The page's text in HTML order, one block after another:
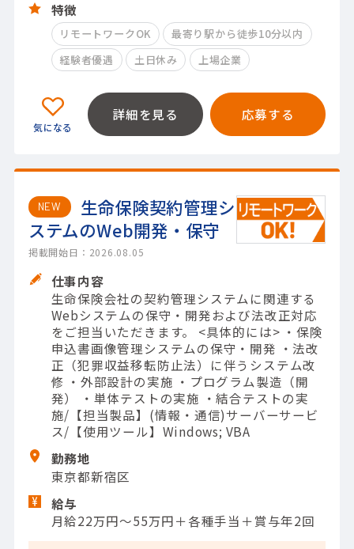
特徴
リモートワークOK
最寄り駅から徒歩10分以内
経験者優遇
土日休み 上場企業
詳細を見る 応募する
NEW
生命保険契約管理シ
ステムのWeb開発・保守
掲載開始日：2026.08.05
仕事内容
生命保険会社の契約管理システムに関連する
Webシステムの保守・開発および法改正対応
をご担当いただきます。 <具体的には> ・保険
申込書画像管理システムの保守・開発 ・法改
正（犯罪収益移転防止法）に伴うシステム改
修 ・外部設計の実施 ・プログラム製造（開
発） ・単体テストの実施 ・結合テストの実
施/【担当製品】(情報・通信)サーバーサービ
ス/【使用ツール】Windows; VBA
勤務地
東京都新宿区
給与
月給22万円～55万円＋各種手当＋賞与年2回